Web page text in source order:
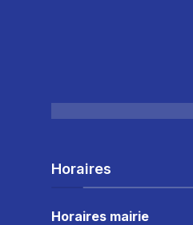
Horaires
Horaires mairie